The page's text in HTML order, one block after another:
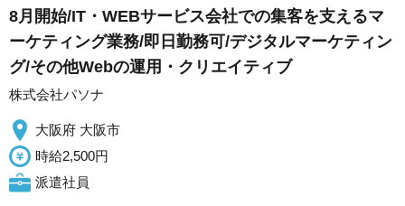
8月開始/IT・WEBサービス会社での集客を支えるマ
ーケティング業務/即日勤務可/デジタルマーケティン
グ/その他Webの運用・クリエイティブ
株式会社パソナ
大阪府 大阪市
時給2,500円
派遣社員